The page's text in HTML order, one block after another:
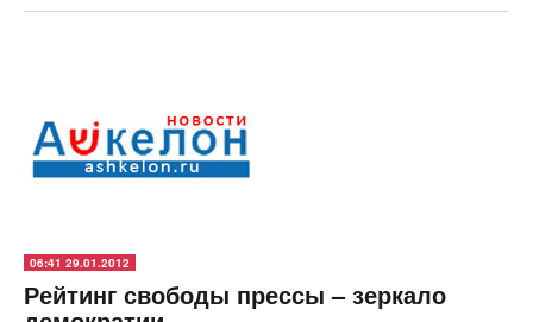
06:41 29.01.2012
Рейтинг свободы прессы – зеркало